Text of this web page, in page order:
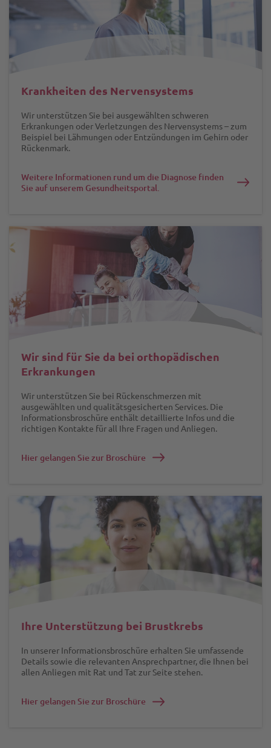
Krankheiten des Nervensystems
Wir unterstützen Sie bei ausgewählten schweren
Erkrankungen oder Verletzungen des Nervensystems – zum
Beispiel bei Lähmungen oder Entzündungen im Gehirn oder
Rückenmark.
Weitere Informationen rund um die Diagnose finden
Sie auf unserem Gesundheitsportal.
Wir sind für Sie da bei orthopädischen
Erkrankungen
Wir unterstützen Sie bei Rückenschmerzen mit
ausgewählten und qualitätsgesicherten Services. Die
Informationsbroschüre enthält detaillierte Infos und die
richtigen Kontakte für all Ihre Fragen und Anliegen.
Hier gelangen Sie zur Broschüre
Ihre Unterstützung bei Brustkrebs
In unserer Informationsbroschüre erhalten Sie umfassende
Details sowie die relevanten Ansprechpartner, die Ihnen bei
allen Anliegen mit Rat und Tat zur Seite stehen.
Hier gelangen Sie zur Broschüre